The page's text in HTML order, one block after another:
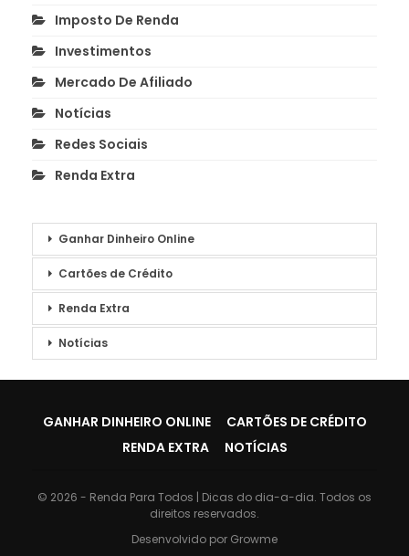
Imposto De Renda
Investimentos
Mercado De Afiliado
Notícias
Redes Sociais
Renda Extra
Ganhar Dinheiro Online
Cartões de Crédito
Renda Extra
Notícias
GANHAR DINHEIRO ONLINE
CARTÕES DE CRÉDITO
RENDA EXTRA
NOTÍCIAS
© 2026 - Renda Para Todos | Dicas do dia-a-dia. Todos os
direitos reservados.
Desenvolvido por Growme